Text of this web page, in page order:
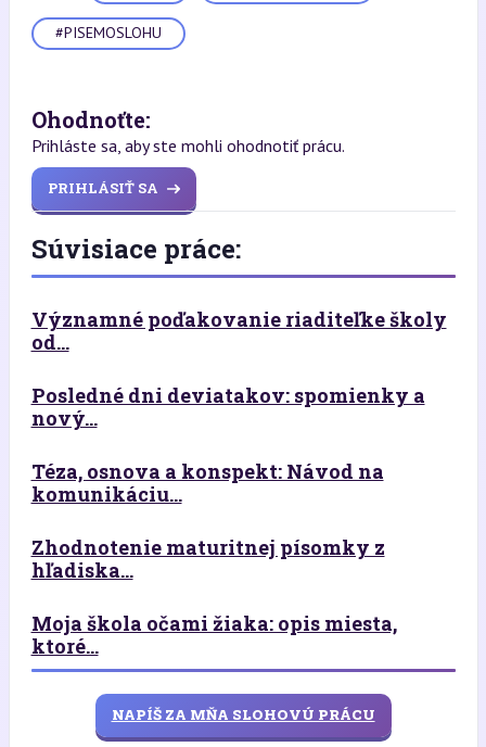
#PISEMOSLOHU
Ohodnoťte:
Prihláste sa, aby ste mohli ohodnotiť prácu.
PRIHLÁSIŤ SA
Súvisiace práce:
Významné poďakovanie riaditeľke školy
od...
Posledné dni deviatakov: spomienky a
nový...
Téza, osnova a konspekt: Návod na
komunikáciu...
Zhodnotenie maturitnej písomky z
hľadiska...
Moja škola očami žiaka: opis miesta,
ktoré...
NAPÍŠ ZA MŇA SLOHOVÚ PRÁCU